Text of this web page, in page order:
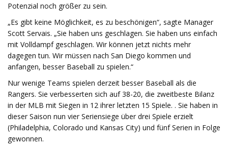
Potenzial noch größer zu sein.
„Es gibt keine Möglichkeit, es zu beschönigen“, sagte Manager
Scott Servais. „Sie haben uns geschlagen. Sie haben uns einfach
mit Volldampf geschlagen. Wir können jetzt nichts mehr
dagegen tun. Wir müssen nach San Diego kommen und
anfangen, besser Baseball zu spielen.“
Nur wenige Teams spielen derzeit besser Baseball als die
Rangers. Sie verbesserten sich auf 38-20, die zweitbeste Bilanz
in der MLB mit Siegen in 12 ihrer letzten 15 Spiele. . Sie haben in
dieser Saison nun vier Seriensiege über drei Spiele erzielt
(Philadelphia, Colorado und Kansas City) und fünf Serien in Folge
gewonnen.